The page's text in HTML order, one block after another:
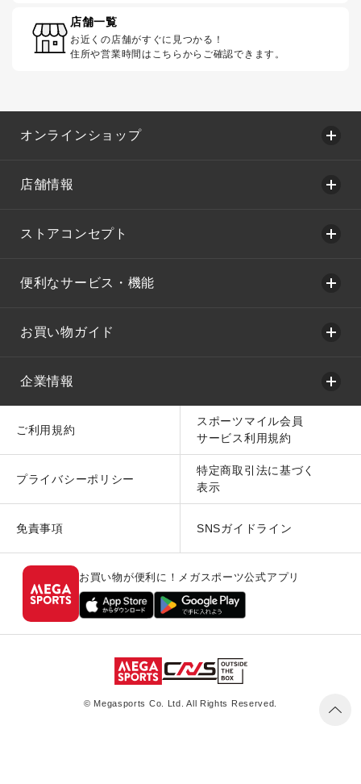
店舗一覧
お近くの店舗がすぐに見つかる！
住所や営業時間はこちらからご確認できます。
オンラインショップ
店舗情報
ストアコンセプト
便利なサービス・機能
お買い物ガイド
企業情報
ご利用規約
スポーツマイル会員
サービス利用規約
プライバシーポリシー
特定商取引法に基づく
表示
免責事項 SNSガイドライン
お買い物が便利に！メガスポーツ公式アプリ
© Megasports Co. Ltd. All Rights Reserved.